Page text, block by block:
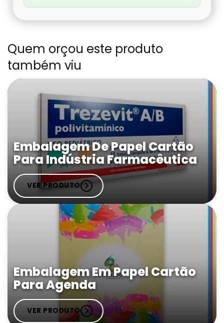
Quem orçou este produto
também viu
Embalagem De Papel Cartão
Para Indústria Farmacêutica
VER PRODUTO
Embalagem Em Papel Cartão
Para Agenda
VER PRODUTO